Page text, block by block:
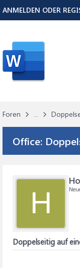
Foren ...
Office:
H
Doppelseitig auf
ANMELDEN ODER